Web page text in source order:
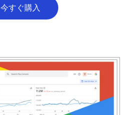
今すぐ購入